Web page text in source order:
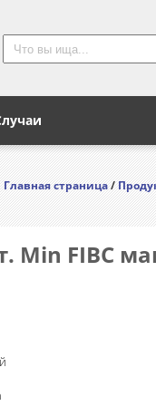
Главная страница/
Min FIBC